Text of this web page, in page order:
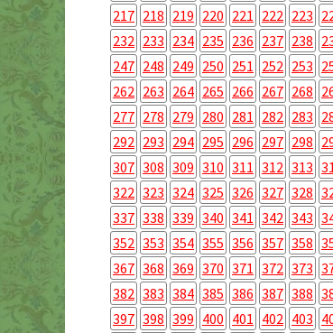
217 218 219 220 221 222 223
232 233 234 235 236 237 238
247 248 249 250 251 252 253
262 263 264 265 266 267 268
277 278 279 280 281 282 283
292 293 294 295 296 297 298
307 308 309 310 311 312 313
322 323 324 325 326 327 328
337 338 339 340 341 342 343
352 353 354 355 356 357 358
367 368 369 370 371 372 373
382 383 384 385 386 387 388
397 398 399 400 401 402 403